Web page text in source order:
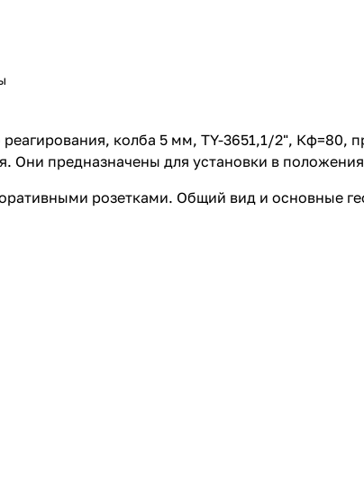
колба 5 мм, TY-3651,1/2", Кф=80,
предназначены для установки в
розетками. Общий вид и основные